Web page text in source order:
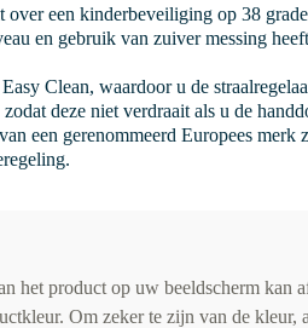
over een kinderbeveiliging op 38
en gebruik van zuiver messing
Clean, waardoor u de
deze niet verdraait als u de
een gerenommeerd Europees merk
het product op uw beeldscherm kan
Om zeker te zijn van de kleur,